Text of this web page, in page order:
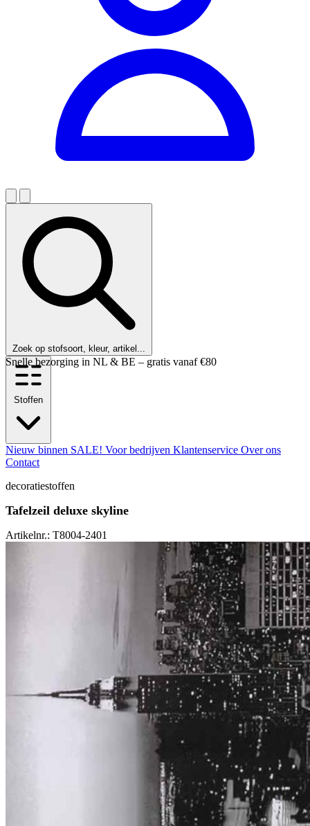
Zoek op stofsoort, kleur, artikel...
Stoffen
Nieuw binnen SALE! Voor bedrijven Klantenservice Over ons
Contact
decoratiestoffen
Tafelzeil deluxe skyline
Artikelnr.: T8004-2401